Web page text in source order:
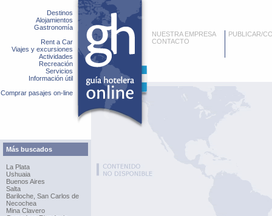
Destinos
Alojamientos
Gastronomía
Rent a Car
Viajes y excursiones
Actividades
Recreación
Servicios
Información útil
Comprar pasajes on-line
Más buscados
La Plata
Ushuaia
Buenos Aires
Salta
Bariloche, San Carlos de
Necochea
Mina Clavero
NUESTRA EMPRESA
CONTACTO
PUBLICAR/